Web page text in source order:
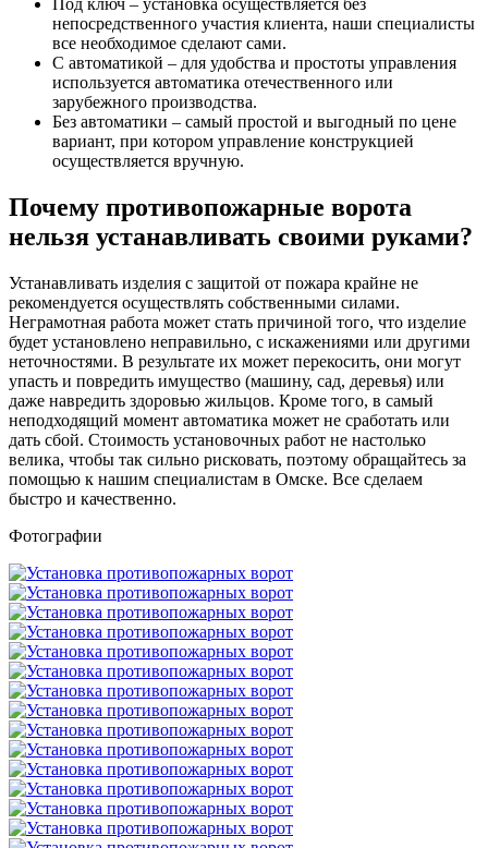
непосредственного участия клиента, наши специалисты
все необходимое сделают сами.
С автоматикой – для удобства и простоты управления
используется автоматика отечественного или
зарубежного производства.
Без автоматики – самый простой и выгодный по цене
вариант, при котором управление конструкцией
осуществляется вручную.
Почему противопожарные ворота
нельзя устанавливать своими руками?
Устанавливать изделия с защитой от пожара крайне не
рекомендуется осуществлять собственными силами.
Неграмотная работа может стать причиной того, что изделие
будет установлено неправильно, с искажениями или другими
неточностями. В результате их может перекосить, они могут
упасть и повредить имущество (машину, сад, деревья) или
даже навредить здоровью жильцов. Кроме того, в самый
неподходящий момент автоматика может не сработать или
дать сбой. Стоимость установочных работ не настолько
велика, чтобы так сильно рисковать, поэтому обращайтесь за
помощью к нашим специалистам в Омске. Все сделаем
быстро и качественно.
Фотографии